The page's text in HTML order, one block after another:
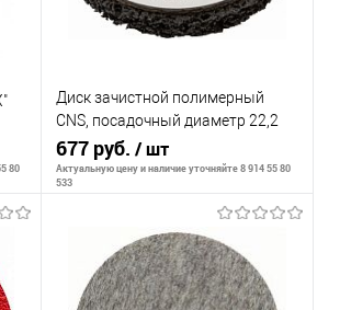
80
Диск зачистной полимерный
CNS, посадочный диаметр 22,2
мм, 125 мм
677 руб./ шт
Актуальную цену и наличие уточняйте 8 914 55 80
533
Сообщить о наличии